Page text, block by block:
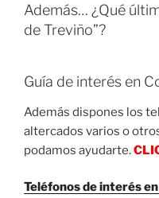
Además… ¿Qué
de Treviño”?
Guía de interés en
Además dispones los
altercados varios o
podamos ayudarte.
Teléfonos de interés